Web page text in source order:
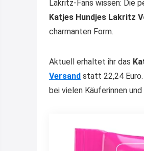
Lakritz-Fans wissen: Die
Katjes Hundjes Lakritz
charmanten Form.
Aktuell erhaltet ihr das
Versand statt 22,24
bei vielen Käuferinnen